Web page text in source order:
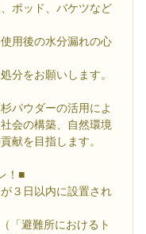
ポッド、バケツなど
用後の水分漏れの心
分をお願いします。
パウダーの活用によ
会の構築、自然環境
献を目指します。
！■
３日以内に設置され
「避難所におけるト